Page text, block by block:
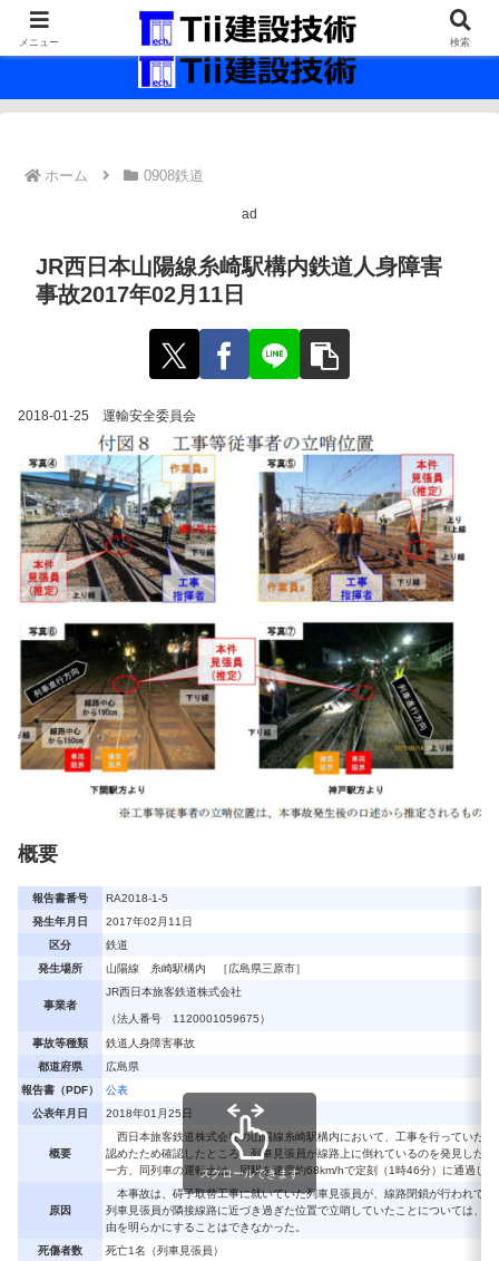
最新の建設技術の情報インフラ。
ホーム 0908鉄道
ad
JR西日本山陽線糸崎駅構内鉄道人身障害
事故2017年02月11日
2018-01-25 運輸安全委員会
概要
報告書番号
RA2018-1-5
発生年月日
2017年02月11日
区分
鉄道
発生場所
山陽線 糸崎駅構内 ［広島県三原市］
事業者
JR西日本旅客鉄道株式会社
（法人番号 1120001059675）
事故等種類
鉄道人身障害事故
都道府県
広島県
報告書（PDF）
公表
公表年月日
2018年01月25日
概要
西日本旅客鉄道株式会社の山陽線糸崎駅構内において、工事を行っていた
認めたため確認したところ、列車見張員が線路上に倒れているのを発見した。
一方、同列車の運転士は、同駅を速度約68km/hで定刻（1時46分）に通過し
原因
本事故は、碍子取替工事に就いていた列車見張員が、線路閉鎖が行われて
列車見張員が隣接線路に近づき過ぎた位置で立哨していたことについては、
由を明らかにすることはできなかった。
死傷者数
死亡1名（列車見張員）
スクロールできます
メニュー 検索